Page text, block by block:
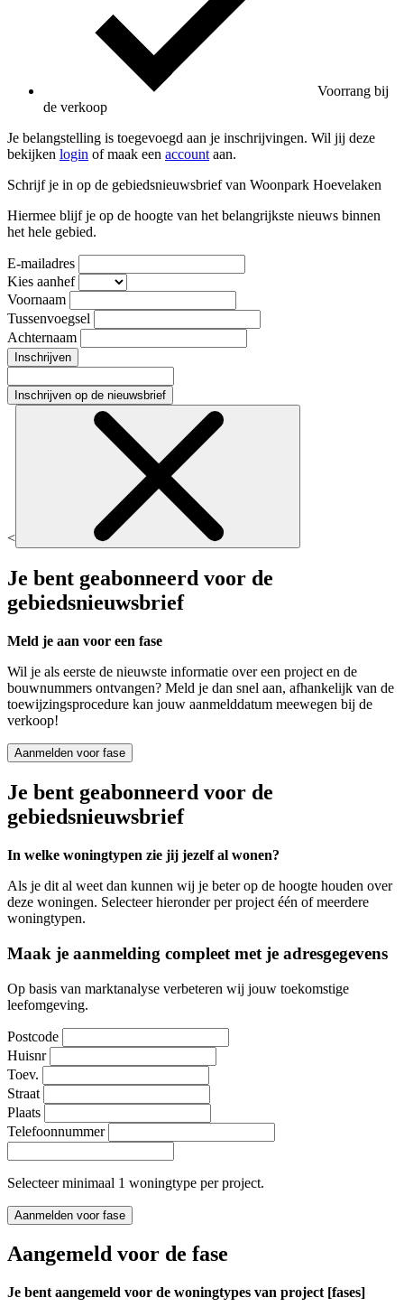
Voorrang bij
de verkoop
Je belangstelling is toegevoegd aan je inschrijvingen. Wil jij deze
bekijken login of maak een accountaan.
Schrijf je in op de gebiedsnieuwsbrief van Woonpark Hoevelaken
Hiermee blijf je op de hoogte van het belangrijkste nieuws binnen
het hele gebied.
E-mailadres
Kies aanhef
Voornaam
Tussenvoegsel
Achternaam
Inschrijven
Inschrijven op de nieuwsbrief
<
Je bent geabonneerd voor de
gebiedsnieuwsbrief
Meld je aan voor een fase
Wil je als eerste de nieuwste informatie over een project en de
bouwnummers ontvangen? Meld je dan snel aan, afhankelijk van de
toewijzingsprocedure kan jouw aanmelddatum meewegen bij de
verkoop!
Aanmelden voor fase
Je bent geabonneerd voor de
gebiedsnieuwsbrief
In welke woningtypen zie jij jezelf al wonen?
Als je dit al weet dan kunnen wij je beter op de hoogte houden over
deze woningen. Selecteer hieronder per project één of meerdere
woningtypen.
Maak je aanmelding compleet met je adresgegevens
Op basis van marktanalyse verbeteren wij jouw toekomstige
leefomgeving.
Postcode
Huisnr
Toev.
Straat
Plaats
Telefoonnummer
Selecteer minimaal 1 woningtype per project.
Aanmelden voor fase
Aangemeld voor de fase
Je bent aangemeld voor de woningtypes van project [fases]